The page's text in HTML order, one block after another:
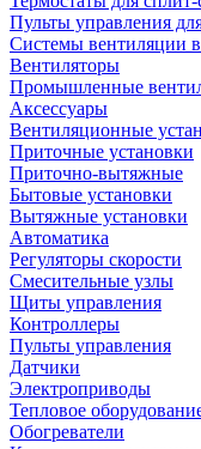
Пульты управления
Системы вентиляции
Вентиляторы
Промышленные
Аксессуары
Вентиляционные
Приточные установки
Приточно-вытяжные
Бытовые установки
Вытяжные установки
Автоматика
Регуляторы скорости
Смесительные узлы
Щиты управления
Контроллеры
Пульты управления
Датчики
Электроприводы
Тепловое
Обогреватели